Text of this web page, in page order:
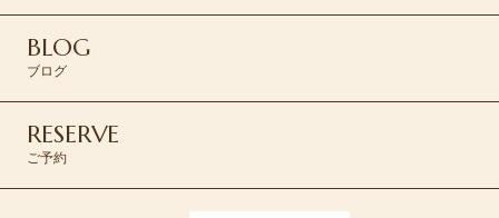
BLOG
ブログ
RESERVE
ご予約